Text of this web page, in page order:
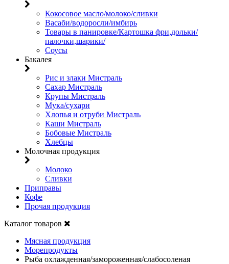
Кокосовое масло/молоко/сливки
Васаби/водоросли/имбирь
Товары в панировке/Картошка фри,дольки/
палочки,шарики/
Соусы
Бакалея
Рис и злаки Мистраль
Сахар Мистраль
Крупы Мистраль
Мука/сухари
Хлопья и отруби Мистраль
Каши Мистраль
Бобовые Мистраль
Хлебцы
Молочная продукция
Молоко
Сливки
Приправы
Кофе
Прочая продукция
Каталог товаров
Мясная продукция
Морепродукты
Рыба охлажденная/замороженная/слабосоленая